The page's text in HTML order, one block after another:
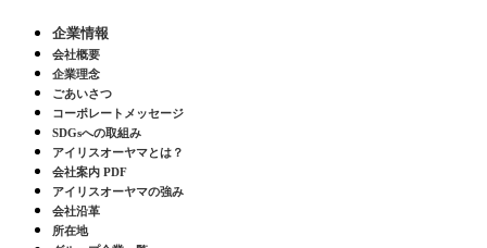
企業情報
会社概要
企業理念
ごあいさつ
コーポレートメッセージ
SDGsへの取組み
アイリスオーヤマとは？
会社案内 PDF
アイリスオーヤマの強み
会社沿革
所在地